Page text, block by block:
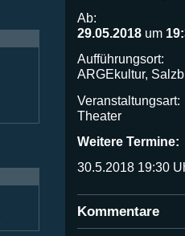
Ab:
29.05.2018 um
Aufführungsort:
ARGEkultur,
Veranstaltungsart:
Theater
Weitere Termine:
30.5.2018 19:30
Kommentare